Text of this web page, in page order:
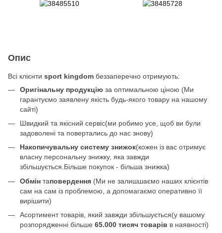
Опис
Всі клієнти sport kingdom беззаперечно отримують:
Оригінальну продукцію за оптимальною ціною (Ми
гарантуємо заявлену якість будь-якого товару на нашому
сайті)
Швидкий та якісний сервіс(ми робимо усе, щоб ви були
задоволені та повертались до нас знову)
Накопичувальну систему знижок(кожен із вас отримує
власну персональну знижку, яка завжди
збільшується.Більше покупок - більша знижка)
Обмін таповердення (Ми не залишшаємо наших клієнтів
сам на сам із проблемою, а допомагаємо оперативно її
вирішити)
Асортимент товарів, який завжди збільшується(у вашому
розпорядженні більше 65.000 тисяч товарів в наявності)